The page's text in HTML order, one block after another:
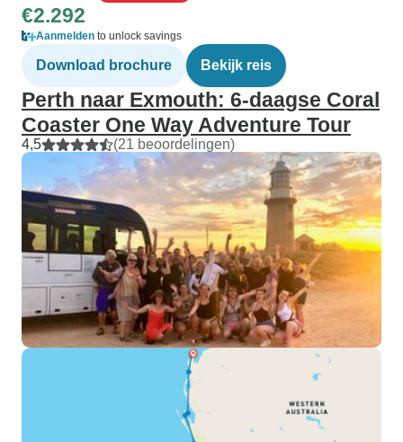
€2.292
Aanmelden to unlock savings
Download brochure Bekijk reis
Perth naar Exmouth: 6-daagse Coral
Coaster One Way Adventure Tour
4,5 (21 beoordelingen)